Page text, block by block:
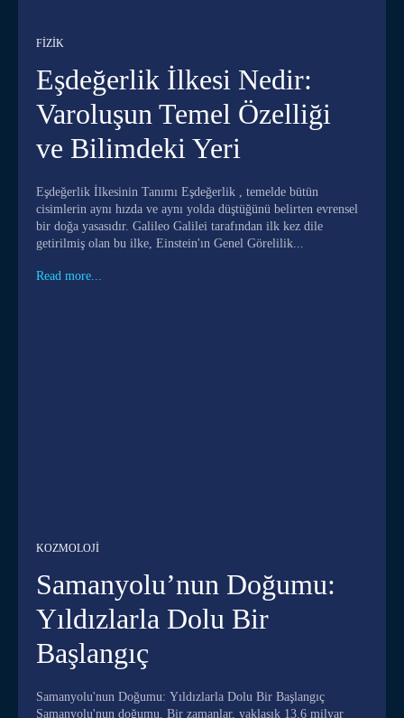
FIZIK
Eşdeğerlik İlkesi Nedir:
Varoluşun Temel Özelliği
ve Bilimdeki Yeri
Eşdeğerlik İlkesinin Tanımı Eşdeğerlik , temelde bütün
cisimlerin aynı hızda ve aynı yolda düştüğünü belirten evrensel
bir doğa yasasıdır. Galileo Galilei tarafından ilk kez dile
getirilmiş olan bu ilke, Einstein'ın Genel Görelilik...
Read more...
KOZMOLOJI
Samanyolu’nun Doğumu:
Yıldızlarla Dolu Bir
Başlangıç
Samanyolu'nun Doğumu: Yıldızlarla Dolu Bir Başlangıç
Samanyolu'nun doğumu. Bir zamanlar, yaklaşık 13.6 milyar